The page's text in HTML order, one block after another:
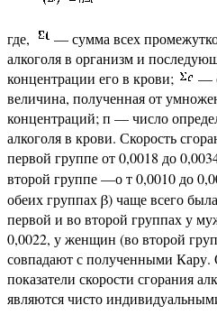
где,
— сумма всех
алкоголя в организм и
концентрации его в крови;
—
величина, полученная от
концентраций; п — число
алкоголя в крови. Скорость
первой группе от 0,0018 до
второй группе —о т 0,0010 до
обеих группах β) чаще всего
первой и во второй группах у
0,0022, у женщин (во второй
совпадают с полученными
показатели скорости сгорания
являются чисто